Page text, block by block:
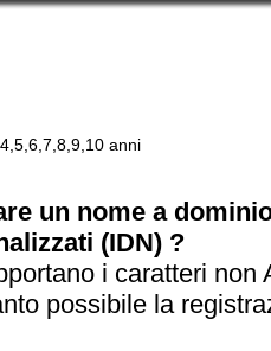
anni
un nome a
(IDN) ?
i caratteri non
possibile la